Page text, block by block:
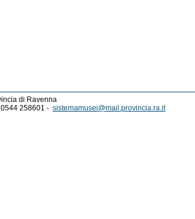
di Ravenna
258601 - sistemamusei@mail.provincia.ra.it